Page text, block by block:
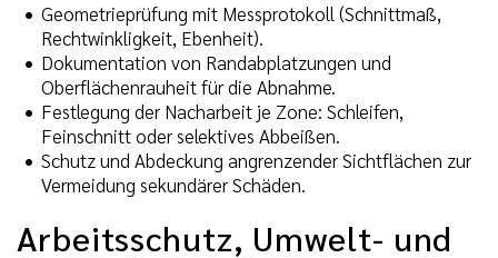
Geometrieprüfung mit Messprotokoll (Schnittmaß,
Rechtwinkligkeit, Ebenheit).
Dokumentation von Randabplatzungen und
Oberflächenrauheit für die Abnahme.
Festlegung der Nacharbeit je Zone: Schleifen,
Feinschnitt oder selektives Abbeißen.
Schutz und Abdeckung angrenzender Sichtflächen zur
Vermeidung sekundärer Schäden.
Arbeitsschutz, Umwelt- und